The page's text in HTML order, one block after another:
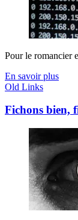
Pour le romancier
En savoir plus
Old Links
Fichons bien,